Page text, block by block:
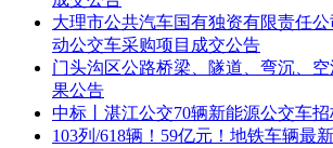
招标人：嘉兴市市域铁路投资有限公司
中标候选第一名：浙江众合轨道交通智能
投标报价：7904888.94万元
本次招标内容
大理市公共汽车国有独资有限责任
动公交车采购项目成交公告
门头沟区公路桥梁、隧道、弯沉、
果公告
中标丨湛江公交70辆新能源公交车招
103列/618辆！59亿元！地铁车辆最